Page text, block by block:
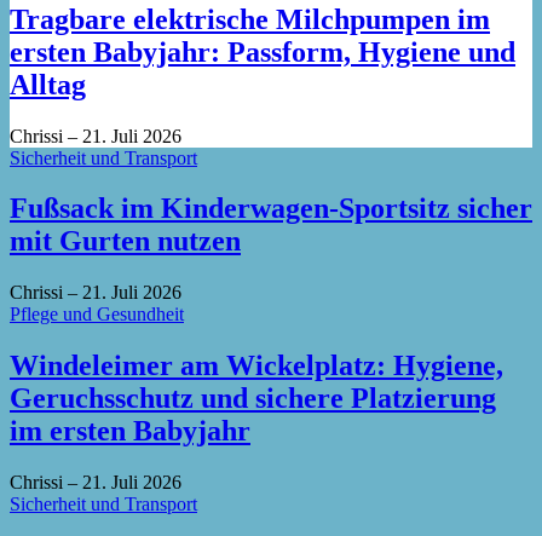
Tragbare elektrische Milchpumpen im
ersten Babyjahr: Passform, Hygiene und
Alltag
Chrissi – 21. Juli 2026
Sicherheit und Transport
Fußsack im Kinderwagen-Sportsitz sicher
mit Gurten nutzen
Chrissi – 21. Juli 2026
Pflege und Gesundheit
Windeleimer am Wickelplatz: Hygiene,
Geruchsschutz und sichere Platzierung
im ersten Babyjahr
Chrissi – 21. Juli 2026
Sicherheit und Transport